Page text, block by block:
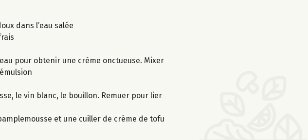
dans l’eau salée
pour obtenir une crème onctueuse. Mixer
le vin blanc, le bouillon. Remuer pour lier
et une cuiller de crème de tofu